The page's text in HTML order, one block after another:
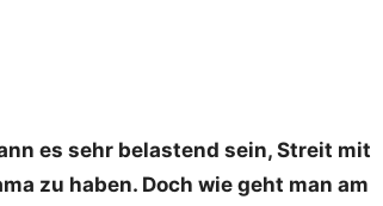
es sehr belastend sein, Streit mit
zu haben. Doch wie geht man am